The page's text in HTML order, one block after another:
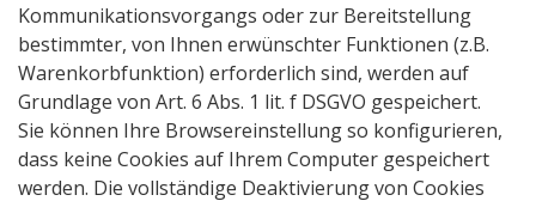
Kommunikationsvorgangs oder zur Bereitstellung
bestimmter, von Ihnen erwünschter Funktionen (z.B.
Warenkorbfunktion) erforderlich sind, werden auf
Grundlage von Art. 6 Abs. 1 lit. f DSGVO gespeichert.
Sie können Ihre Browsereinstellung so konfigurieren,
dass keine Cookies auf Ihrem Computer gespeichert
werden. Die vollständige Deaktivierung von Cookies